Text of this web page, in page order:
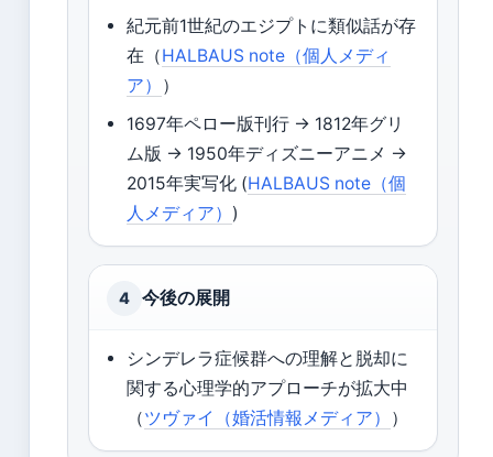
紀元前1世紀のエジプトに類似話が存
在（HALBAUS note（個人メディ
ア） ）
1697年ペロー版刊行 → 1812年グリ
ム版 → 1950年ディズニーアニメ →
2015年実写化 (HALBAUS note（個
人メディア） )
4 今後の展開
シンデレラ症候群への理解と脱却に
関する心理学的アプローチが拡大中
（ツヴァイ（婚活情報メディア） ）